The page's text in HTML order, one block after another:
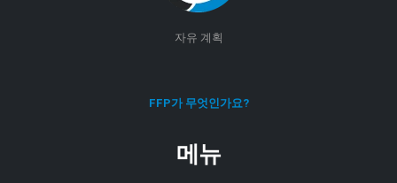
자유 계획
FFP가 무엇인가요?
메뉴